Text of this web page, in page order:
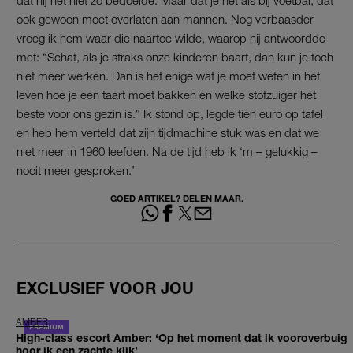
ook gewoon moet overlaten aan mannen. Nog verbaasder
vroeg ik hem waar die naartoe wilde, waarop hij antwoordde
met: “Schat, als je straks onze kinderen baart, dan kun je toch
niet meer werken. Dan is het enige wat je moet weten in het
leven hoe je een taart moet bakken en welke stofzuiger het
beste voor ons gezin is.” Ik stond op, legde tien euro op tafel
en heb hem verteld dat zijn tijdmachine stuk was en dat we
niet meer in 1960 leefden. Na de tijd heb ik ‘m – gelukkig –
nooit meer gesproken.’
GOED ARTIKEL? DELEN MAAR.
EXCLUSIEF VOOR JOU
AMBER
High-class escort Amber: ‘Op het moment dat ik vooroverbuig
hoor ik een zachte klik’